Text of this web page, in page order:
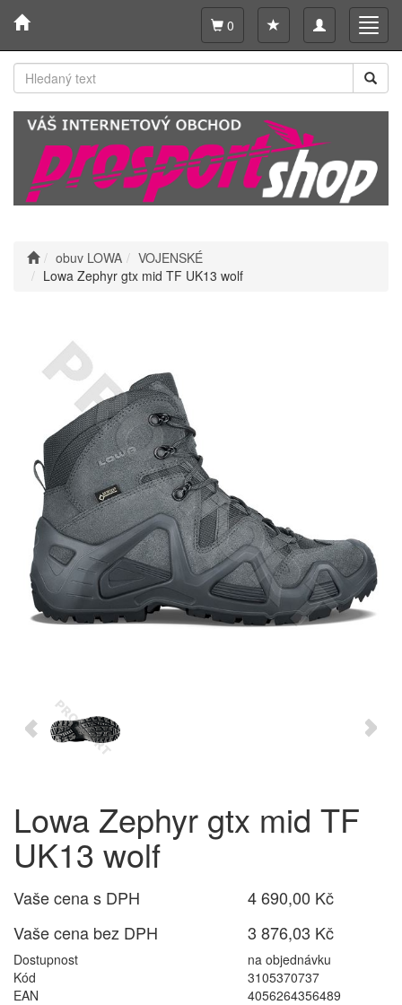
Toggle
navigation
0
obuv LOWA
VOJENSKÉ
Lowa Zephyr gtx mid TF UK13 wolf
Lowa Zephyr gtx mid TF
UK13 wolf
Vaše cena s DPH
4 690,00 Kč
Vaše cena bez DPH
3 876,03 Kč
Dostupnost
na objednávku
Kód
3105370737
EAN
4056264356489